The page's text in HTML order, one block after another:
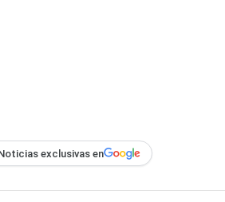
exclusivas en